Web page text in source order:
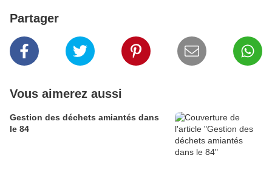
Partager
Vous aimerez aussi
Gestion des déchets amiantés dans
le 84